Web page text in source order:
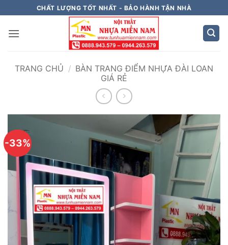
qua
nội
CHẤT LƯỢNG TỐT NHẤT - BẢO HÀNH TẬN NHÀ
TRANG CHỦ / BÀN TRANG ĐIỂM NHỰA ĐÀI LOAN
GIÁ RẺ
-33%